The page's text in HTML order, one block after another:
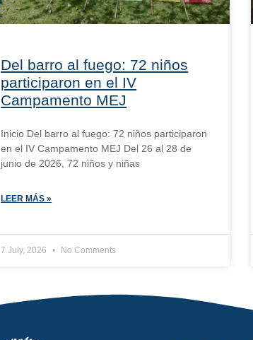
Del barro al fuego: 72 niños
participaron en el IV
Campamento MEJ
Inicio Del barro al fuego: 72 niños participaron
en el IV Campamento MEJ Del 26 al 28 de
junio de 2026, 72 niños y niñas
LEER MÁS »
7 July, 2026 No Comments